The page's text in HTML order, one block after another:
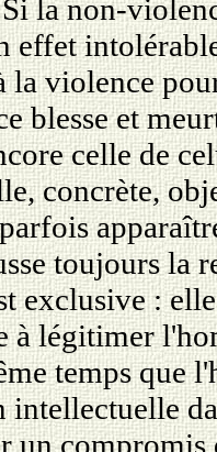
la non-
effet
la violence
blesse et
celle de
concrète,
toujours la
exclusive :
à légitimer
temps que
un